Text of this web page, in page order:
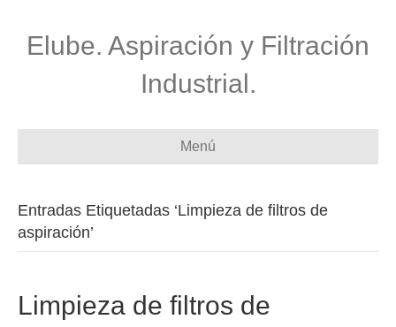
Elube. Aspiración y Filtración
Industrial.
Menú
Entradas Etiquetadas ‘Limpieza de filtros de
aspiración’
Limpieza de filtros de